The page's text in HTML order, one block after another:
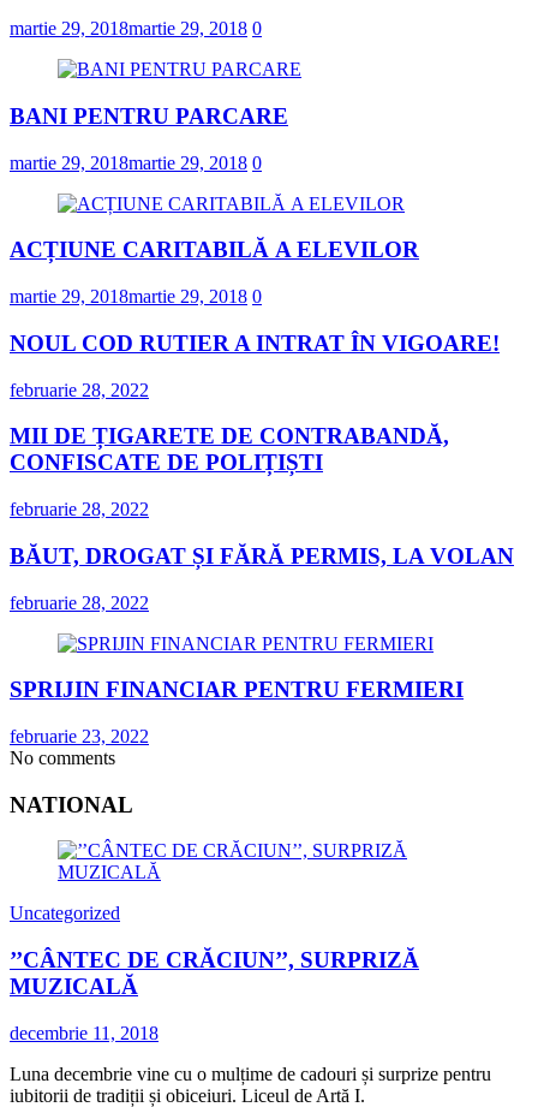
martie 29, 2018martie 29, 2018 0
BANI PENTRU PARCARE
martie 29, 2018martie 29, 2018 0
ACȚIUNE CARITABILĂ A ELEVILOR
martie 29, 2018martie 29, 2018 0
NOUL COD RUTIER A INTRAT ÎN VIGOARE!
februarie 28, 2022
MII DE ȚIGARETE DE CONTRABANDĂ,
CONFISCATE DE POLIȚIȘTI
februarie 28, 2022
BĂUT, DROGAT ȘI FĂRĂ PERMIS, LA VOLAN
februarie 28, 2022
SPRIJIN FINANCIAR PENTRU FERMIERI
februarie 23, 2022
No comments
NATIONAL
Uncategorized
’’CÂNTEC DE CRĂCIUN’’, SURPRIZĂ
MUZICALĂ
decembrie 11, 2018
Luna decembrie vine cu o mulțime de cadouri și surprize pentru
iubitorii de tradiții și obiceiuri. Liceul de Artă I.